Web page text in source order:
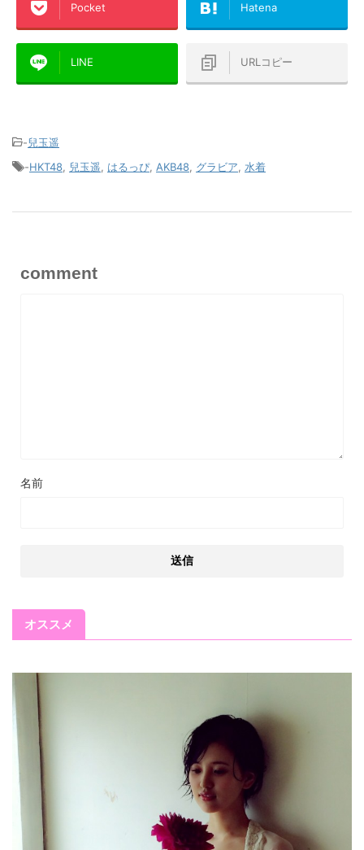
Pocket Hatena
LINE URLコピー
-兒玉遥
-HKT48 兒玉遥 はるっぴ, AKB48 グラビア 水着
comment
名前
オススメ